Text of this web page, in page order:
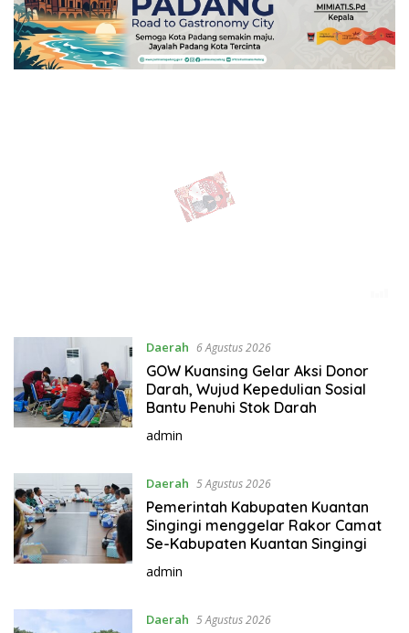
Daerah 6 Agustus 2026
GOW Kuansing Gelar Aksi Donor
Darah, Wujud Kepedulian Sosial
Bantu Penuhi Stok Darah
admin
Daerah 5 Agustus 2026
Pemerintah Kabupaten Kuantan
Singingi menggelar Rakor Camat
Se-Kabupaten Kuantan Singingi
admin
Daerah 5 Agustus 2026